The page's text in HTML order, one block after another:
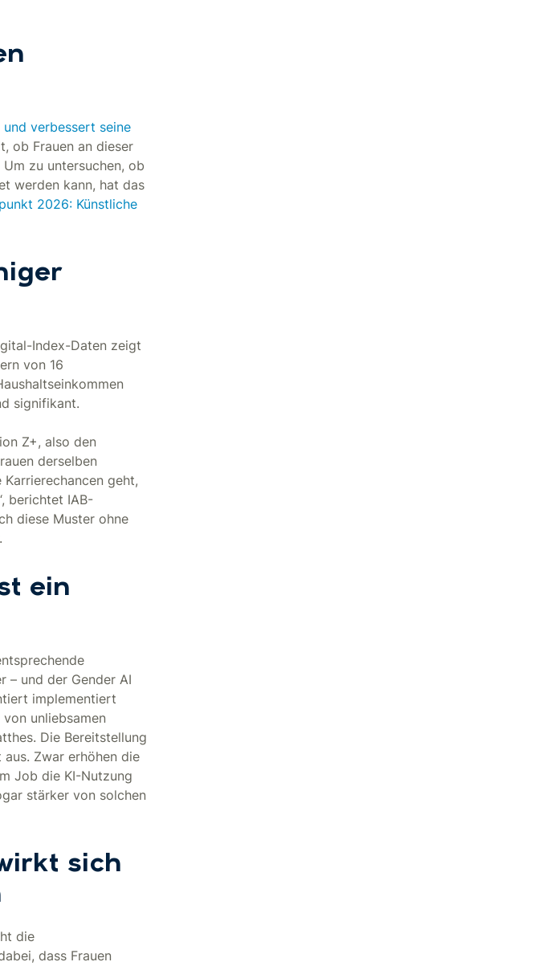
verbessert seine
ob Frauen an dieser
zu untersuchen, ob
werden kann, hat das
2026: Künstliche
Index-Daten zeigt
von 16
signifikant.
Z+, also den
derselben
geht,
berichtet IAB-
diese Muster ohne
ein
– und der Gender AI
implementiert
unliebsamen
Die Bereitstellung
Zwar erhöhen die
Job die KI-Nutzung
stärker von solchen
sich
die
dass Frauen